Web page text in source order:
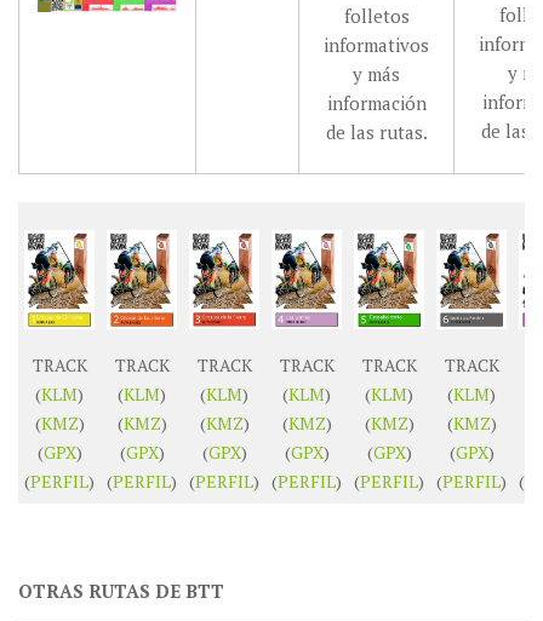
folletos
informativos
y más
información
de las rutas.
y
de las
TRACK
(KLM)
(KMZ)
(GPX)
(PERFIL)
TRACK
(KLM)
(KMZ)
(GPX)
(PERFIL)
TRACK
(KLM)
(KMZ)
(GPX)
(PERFIL)
TRACK
(KLM)
(KMZ)
(GPX)
(PERFIL)
TRACK
(KLM)
(KMZ)
(GPX)
(PERFIL)
TRACK
(KLM)
(KMZ)
(GPX)
(PERFIL) (
OTRAS RUTAS DE BTT